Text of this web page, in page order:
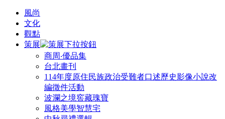
風尚
文化
觀點
策展
商周‧優品集
台北畫刊
114年度原住民族政治受難者口述歷史影像小說改
編徵件活動
波瀾之境窖藏瑰寶
風格美學智慧宅